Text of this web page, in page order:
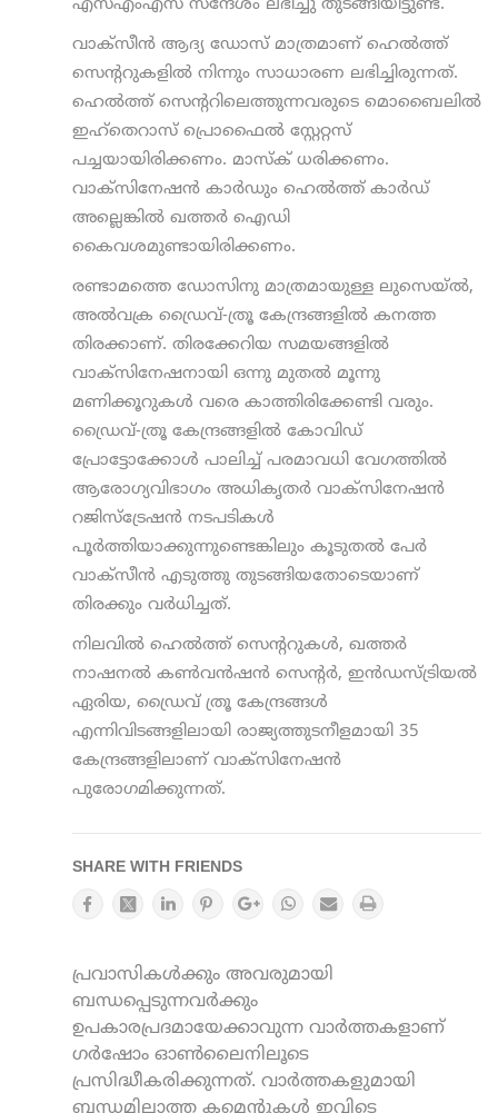
എസ്എംഎസ് സന്ദേശം ലഭിച്ചു തുടങ്ങിയിട്ടുണ്ട്.
വാക്സീന്‍ ആദ്യ ഡോസ് മാത്രമാണ് ഹെല്‍ത്ത്
സെന്ററുകളില്‍ നിന്നും സാധാരണ ലഭിച്ചിരുന്നത്.
ഹെല്‍ത്ത് സെന്ററിലെത്തുന്നവരുടെ മൊബൈലില്‍
ഇഹ്തെറാസ് പ്രൊഫൈല്‍ സ്റ്റേറ്റസ്
പച്ചയായിരിക്കണം. മാസ്‌ക് ധരിക്കണം.
വാക്സിനേഷന്‍ കാര്‍ഡും ഹെല്‍ത്ത് കാര്‍ഡ്
അല്ലെങ്കില്‍ ഖത്തര്‍ ഐഡി
കൈവശമുണ്ടായിരിക്കണം.
രണ്ടാമത്തെ ഡോസിനു മാത്രമായുള്ള ലുസെയ്ല്‍,
അല്‍വക്ര ഡ്രൈവ്-ത്രൂ കേന്ദ്രങ്ങളില്‍ കനത്ത
തിരക്കാണ്. തിരക്കേറിയ സമയങ്ങളില്‍
വാക്സിനേഷനായി ഒന്നു മുതല്‍ മൂന്നു
മണിക്കൂറുകള്‍ വരെ കാത്തിരിക്കേണ്ടി വരും.
ഡ്രൈവ്-ത്രൂ കേന്ദ്രങ്ങളില്‍ കോവിഡ്
പ്രോട്ടോക്കോള്‍ പാലിച്ച് പരമാവധി വേഗത്തില്‍
ആരോഗ്യവിഭാഗം അധികൃതര്‍ വാക്സിനേഷന്‍
റജിസ്ട്രേഷന്‍ നടപടികള്‍
പൂര്‍ത്തിയാക്കുന്നുണ്ടെങ്കിലും കൂടുതല്‍ പേര്‍
വാക്സീന്‍ എടുത്തു തുടങ്ങിയതോടെയാണ്
തിരക്കും വര്‍ധിച്ചത്.
നിലവില്‍ ഹെല്‍ത്ത് സെന്ററുകള്‍, ഖത്തര്‍
നാഷനല്‍ കണ്‍വന്‍ഷന്‍ സെന്റര്‍, ഇന്‍ഡസ്ട്രിയല്‍
ഏരിയ, ഡ്രൈവ് ത്രൂ കേന്ദ്രങ്ങള്‍
എന്നിവിടങ്ങളിലായി രാജ്യത്തുടനീളമായി 35
കേന്ദ്രങ്ങളിലാണ് വാക്സിനേഷന്‍
പുരോഗമിക്കുന്നത്.
SHARE WITH FRIENDS
പ്രവാസികൾക്കും അവരുമായി
ബന്ധപ്പെടുന്നവർക്കും
ഉപകാരപ്രദമായേക്കാവുന്ന വാർത്തകളാണ്
ഗർഷോം ഓൺലൈനിലൂടെ
പ്രസിദ്ധീകരിക്കുന്നത്. വാർത്തകളുമായി